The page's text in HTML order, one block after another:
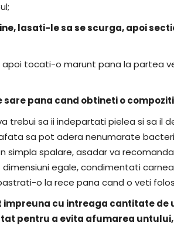
lasati-le sa se scurga, apoi
tocati-o marunt pana la partea
pana cand obtineti o
trebui sa ii indepartati pielea si sa il
sa pot adera nenumarate
spalare, asadar va
egale, condimentati
o la rece pana cand o veti
cu intreaga cantitate de
pentru a evita afumarea